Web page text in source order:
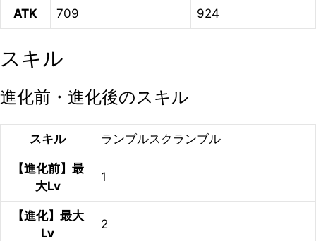
ATK 709 924
スキル
進化前・進化後のスキル
スキル ランブルスクランブル
【進化前】最
大Lv
1
【進化】最大
Lv
2